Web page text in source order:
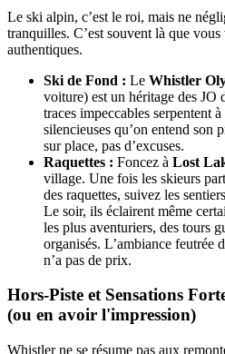
Le ski alpin, c’est le roi, mais ne
tranquilles. C’est souvent là que
authentiques.
Ski de Fond : Le Whistler
voiture) est un héritage des JO
traces impeccables serpentent
silencieuses qu’on entend
sur place, pas d’excuses.
Raquettes : Foncez à Lost
village. Une fois les skieurs
des raquettes, suivez les
Le soir, ils éclairent même
les plus aventuriers, des tours
organisés. L’ambiance feutrée
n’a pas de prix.
Hors-Piste et Sensations
(ou en avoir l'impression)
Whistler ne se résume pas aux